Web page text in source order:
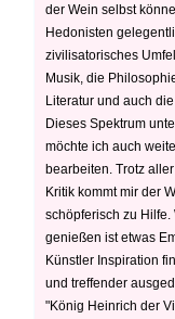
der Wein selbst
Hedonisten
zivilisatorisches
Musik, die
Literatur und auch
Dieses Spektrum
möchte ich auch
bearbeiten. Trotz
Kritik kommt mir der
schöpferisch zu
genießen ist etwas
Künstler Inspiration
und treffender
"König Heinrich der